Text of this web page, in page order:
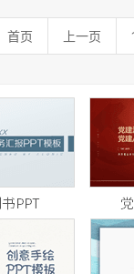
首页 上一页